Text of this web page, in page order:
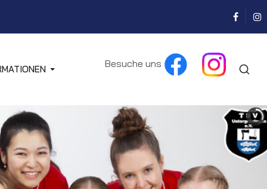
Besuche uns